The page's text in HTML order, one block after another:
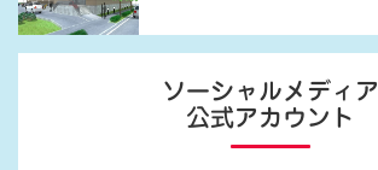
ソーシャルメディア
公式アカウント